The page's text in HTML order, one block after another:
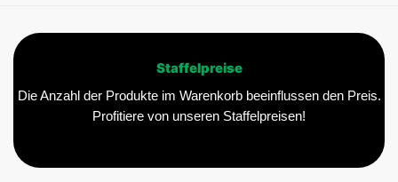
Staffelpreise
Die Anzahl der Produkte im Warenkorb beeinflussen den Preis.
Profitiere von unseren Staffelpreisen!